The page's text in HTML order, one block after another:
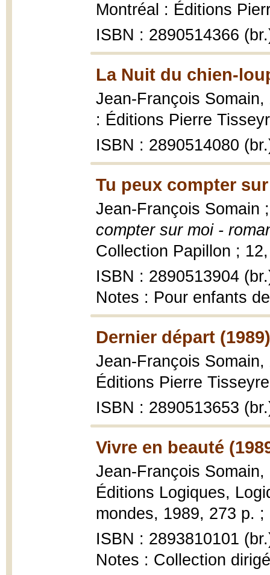
Montréal : Éditions
ISBN : 2890514366
La Nuit du chien-
Jean-François Somain,
: Éditions Pierre
ISBN : 2890514080
Tu peux compter
Jean-François Somain
compter sur moi -
Collection Papillon ;
ISBN : 2890513904
Notes : Pour enfants
Dernier départ (1989)
Jean-François Somain,
Éditions Pierre
ISBN : 2890513653
Vivre en beauté
Jean-François Somain,
Éditions Logiques,
mondes, 1989, 273 p. ;
ISBN : 2893810101
Notes : Collection